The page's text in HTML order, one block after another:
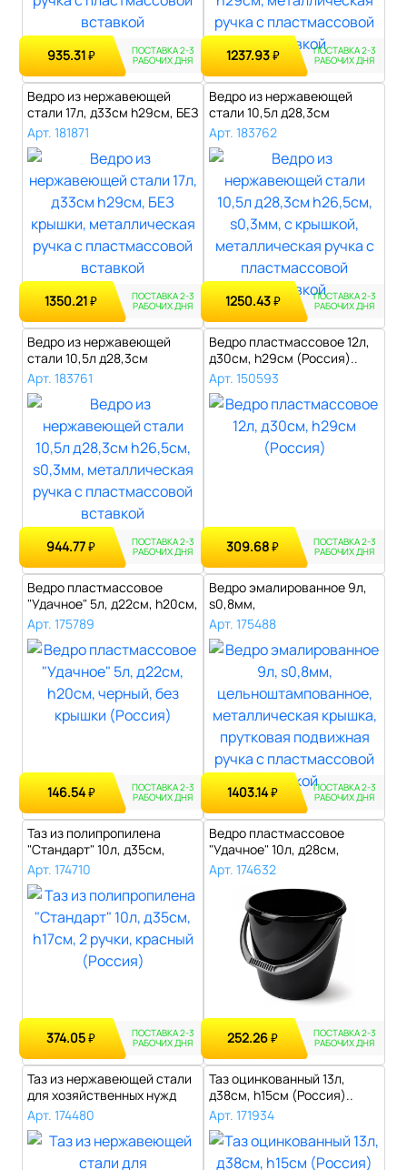
935.31₽ ПОСТАВКА 2-3
РАБОЧИХ ДНЯ 1237.93₽ ПОСТАВКА 2-3
РАБОЧИХ ДНЯ
Ведро из нержавеющей
стали 17л, д33см h29см, БЕЗ
крышки..
Арт. 181871
1350.21₽ ПОСТАВКА 2-3
РАБОЧИХ ДНЯ
Ведро из нержавеющей
стали 10,5л д28,3см
h26,5см, s0,3м..
Арт. 183762
1250.43₽ ПОСТАВКА 2-3
РАБОЧИХ ДНЯ
Ведро из нержавеющей
стали 10,5л д28,3см
h26,5см, s0,3м..
Арт. 183761
944.77₽ ПОСТАВКА 2-3
РАБОЧИХ ДНЯ
Ведро пластмассовое 12л,
д30см, h29см (Россия)..
Арт. 150593
309.68₽ ПОСТАВКА 2-3
РАБОЧИХ ДНЯ
Ведро пластмассовое
"Удачное" 5л, д22см, h20см,
черный,..
Арт. 175789
146.54₽ ПОСТАВКА 2-3
РАБОЧИХ ДНЯ
Ведро эмалированное 9л,
s0,8мм,
цельноштампованное, мет..
Арт. 175488
1403.14₽ ПОСТАВКА 2-3
РАБОЧИХ ДНЯ
Таз из полипропилена
"Стандарт" 10л, д35см,
h17см, 2 ру..
Арт. 174710
374.05₽ ПОСТАВКА 2-3
РАБОЧИХ ДНЯ
Ведро пластмассовое
"Удачное" 10л, д28см,
h25,5см, черн..
Арт. 174632
252.26₽ ПОСТАВКА 2-3
РАБОЧИХ ДНЯ
Таз из нержавеющей стали
для хозяйственных нужд
"Люкс-2..
Арт. 174480
Таз оцинкованный 13л,
д38см, h15см (Россия)..
Арт. 171934